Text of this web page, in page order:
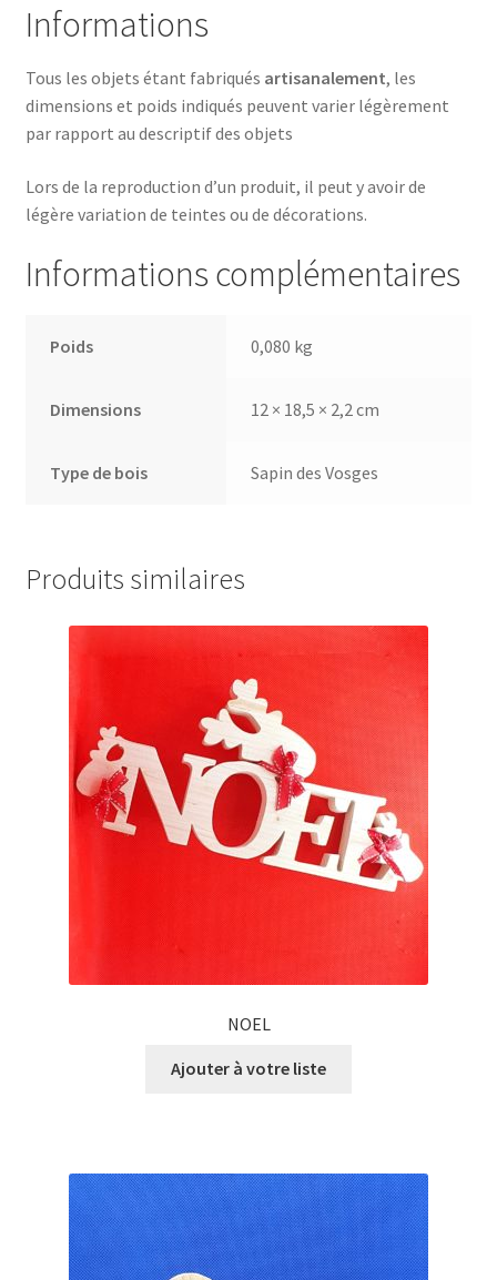
Informations
Tous les objets étant fabriqués artisanalement, les
dimensions et poids indiqués peuvent varier légèrement
par rapport au descriptif des objets
Lors de la reproduction d’un produit, il peut y avoir de
légère variation de teintes ou de décorations.
Informations complémentaires
Poids 0,080 kg
Dimensions 12 × 18,5 × 2,2 cm
Type de bois Sapin des Vosges
Produits similaires
NOEL
Ajouter à votre liste